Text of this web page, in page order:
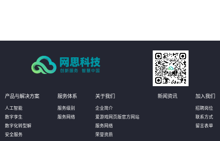
产品与解决方案
人工智能
数字孪生
数字化转型解
安全服务
服务体系
服务级别
服务网络
关于我们
企业简介
爱游戏网页版官方网站
服务网络
荣誉资质
新闻资讯 加入我们
招聘岗位
联系方式
留言表单